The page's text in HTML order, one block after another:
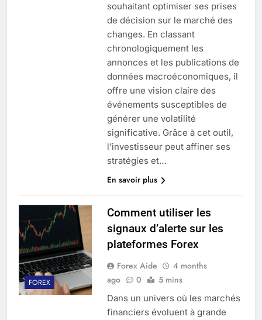
souhaitant optimiser ses prises
de décision sur le marché des
changes. En classant
chronologiquement les
annonces et les publications de
données macroéconomiques, il
offre une vision claire des
événements susceptibles de
générer une volatilité
significative. Grâce à cet outil,
l’investisseur peut affiner ses
stratégies et…
En savoir plus
FOREX
Comment utiliser les
signaux d’alerte sur les
plateformes Forex
Forex Aide
4 months
ago
0 5 mins
Dans un univers où les marchés
financiers évoluent à grande